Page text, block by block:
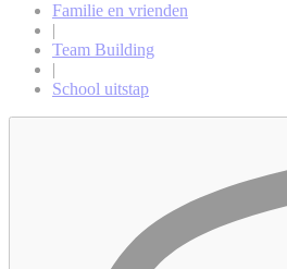
Familie en vrienden
|
Team Building
|
School uitstap